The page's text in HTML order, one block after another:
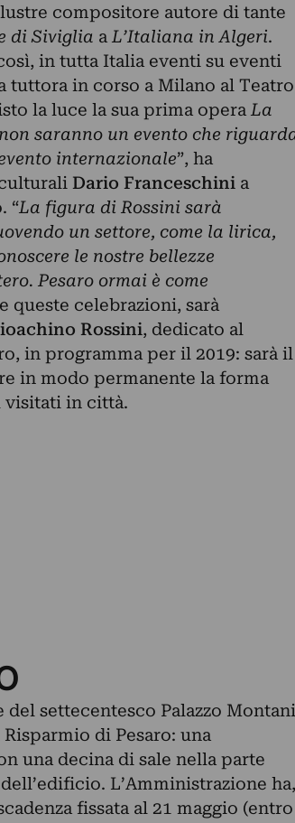
compositore autore di tante
di Siviglia a L’Italiana in Algeri.
in tutta Italia eventi su eventi
tuttora in corso a Milano al Teatro
la luce la sua prima opera La
saranno un evento che
internazionale”, ha
Dario Franceschini a
“La figura di Rossini sarà
un settore, come la lirica,
le nostre bellezze
Pesaro ormai è come
queste celebrazioni, sarà
Rossini, dedicato al
in programma per il 2019: sarà il
in modo permanente la forma
visitati in città.
settecentesco Palazzo Montani
di Pesaro: una
una decina di sale nella parte
L’Amministrazione ha,
fissata al 21 maggio (entro